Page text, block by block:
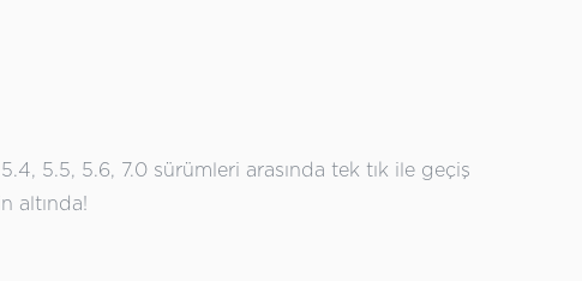
5.5, 5.6, 7.0 sürümleri arasında tek tık ile geçiş
altında!